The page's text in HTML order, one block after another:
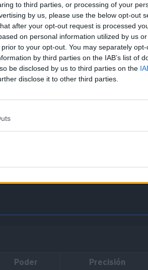
to third parties, or processing of your
by us, please use the below opt-out
after your opt-out request is processed
on personal information utilized by us
to your opt-out. You may separately
by third parties on the IAB’s list of
be disclosed by us to third parties on the
disclose it to other third parties.
Poder
Precisión